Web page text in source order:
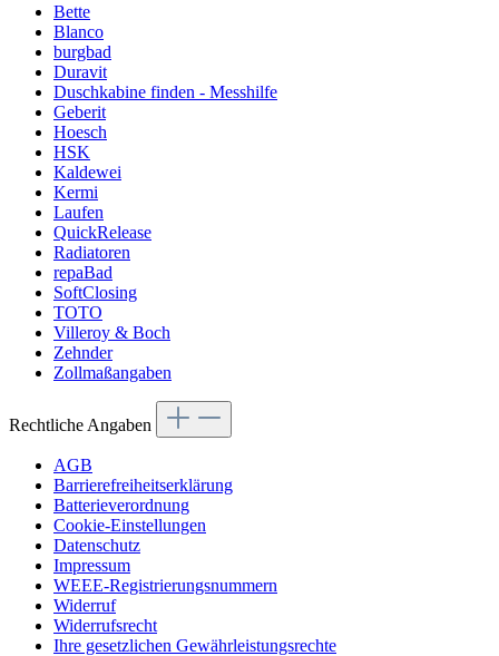
Bette
Blanco
burgbad
Duravit
Duschkabine finden - Messhilfe
Geberit
Hoesch
HSK
Kaldewei
Kermi
Laufen
QuickRelease
Radiatoren
repaBad
SoftClosing
TOTO
Villeroy & Boch
Zehnder
Zollmaßangaben
Rechtliche Angaben
AGB
Barrierefreiheitserklärung
Batterieverordnung
Cookie-Einstellungen
Datenschutz
Impressum
WEEE-Registrierungsnummern
Widerruf
Widerrufsrecht
Ihre gesetzlichen Gewährleistungsrechte